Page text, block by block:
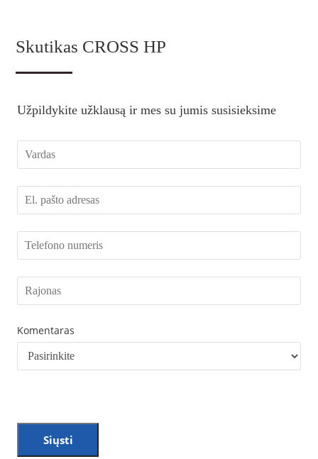
Skutikas CROSS HP
Užpildykite užklausą ir mes su jumis susisieksime
Komentaras
Siųsti